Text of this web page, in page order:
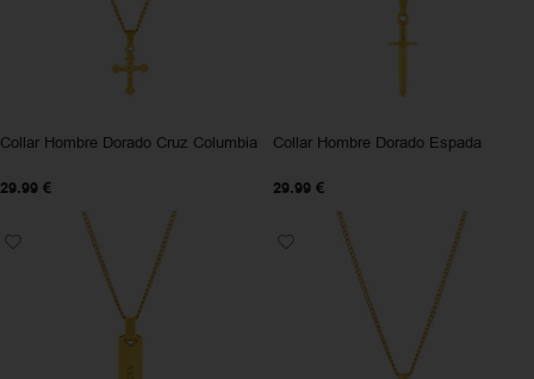
Collar Hombre Dorado Cruz Columbia
29.99 €
Collar Hombre Dorado Espada
29.99 €